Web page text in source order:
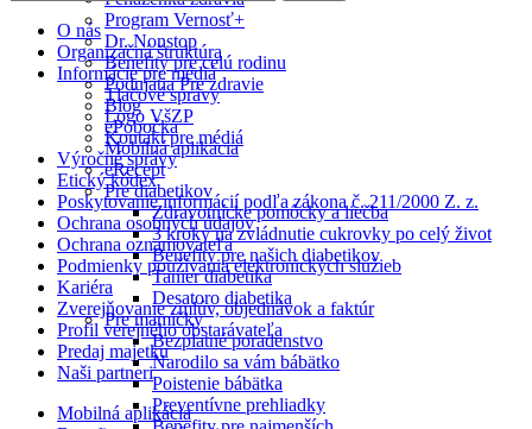
Program Vernosť+
Dr. Nonstop
Benefity pre celú rodinu
Podujatia Pre zdravie
Blog
ePobočka
Mobilná aplikácia
eRecept
Pre diabetikov
Zdravotnícke pomôcky a liečba
3 kroky na zvládnutie cukrovky po celý život
Benefity pre našich diabetikov
Tanier diabetika
Desatoro diabetika
Pre mamičky
Bezplatné poradenstvo
Narodilo sa vám bábätko
Poistenie bábätka
Preventívne prehliadky
O nás
Organizačná štruktúra
Informácie pre médiá
Tlačové správy
Logo VšZP
Kontakt pre médiá
Výročné správy
Etický kódex
Poskytovanie informácií podľa zákona č. 211/2000 Z. z.
Ochrana osobných údajov
Ochrana oznamovateľa
Podmienky používania elektronických služieb
Kariéra
Zverejňovanie zmlúv, objednávok a faktúr
Profil verejného obstarávateľa
Predaj majetku
Naši partneri
Mobilná aplikácia